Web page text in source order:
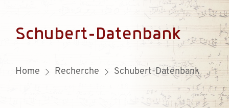
Schubert-Datenbank
Home Recherche Schubert-Datenbank